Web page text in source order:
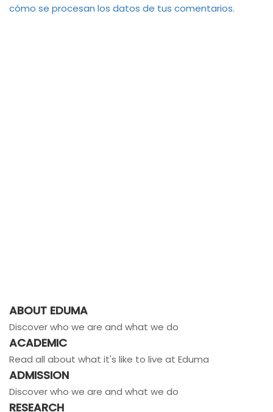
cómo se procesan los datos de tus comentarios.
ABOUT EDUMA
Discover who we are and what we do
ACADEMIC
Read all about what it's like to live at Eduma
ADMISSION
Discover who we are and what we do
RESEARCH